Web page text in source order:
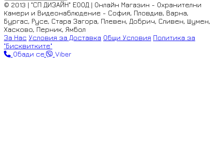
© 2013 | "СП ДИЗАЙН" ЕООД | Онлайн Магазин - Охранителни
Камери и Видеонаблюдение - София, Пловдив, Варна,
Бургас, Русе, Стара Загора, Плевен, Добрич, Сливен, Шумен,
Хасково, Перник, Ямбол
За Нас Условия за Доставка Общи Условия Политика за
"Бисквитките"
Обади се
Viber